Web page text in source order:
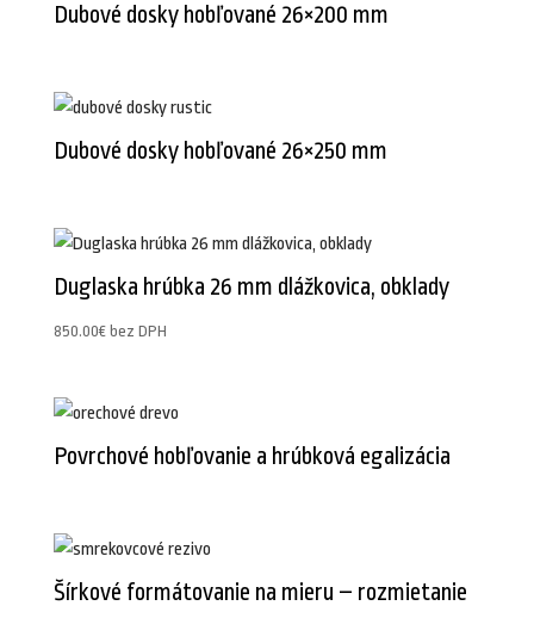
Dubové dosky hobľované 26×200 mm
Dubové dosky hobľované 26×250 mm
Duglaska hrúbka 26 mm dlážkovica, obklady
850.00€ bez DPH
Povrchové hobľovanie a hrúbková egalizácia
Šírkové formátovanie na mieru – rozmietanie